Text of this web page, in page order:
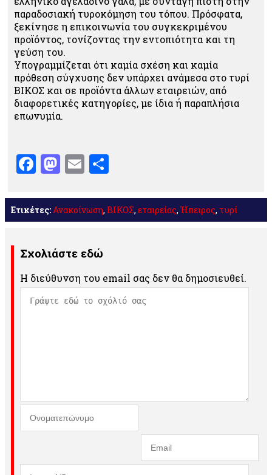
παραδοσιακή τυροκόμηση του τόπου. Πρόσφατα,
ξεκίνησε η επικοινωνία του συγκεκριμένου
προϊόντος, τονίζοντας την εντοπιότητα και τη
γεύση του.
Υπογραμμίζεται ότι καμία σχέση και καμία
πρόθεση σύγχυσης δεν υπάρχει ανάμεσα στο τυρί
ΒΙΚΟΣ και σε προϊόντα άλλων εταιρειών, από
διαφορετικές κατηγορίες, με ίδια ή παραπλήσια
επωνυμία.
Facebook
Mastodon
Email
Ετικέτες:Ανακοίνωση, ΒΙΚΟΣ, εταιρείας, Ήπειρος, τυρί
Σχολιάστε εδώ
Η διεύθυνση του email σας δεν θα δημοσιευθεί.